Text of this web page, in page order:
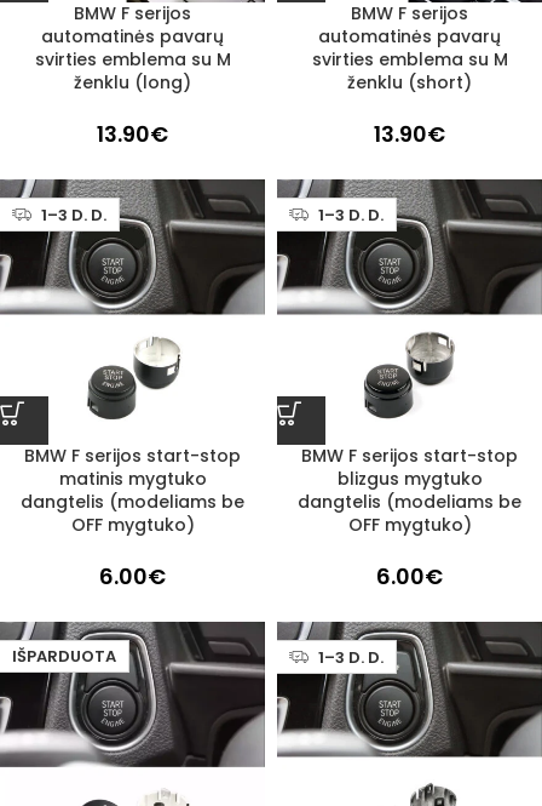
BMW F serijos
automatinės pavarų
svirties emblema su M
ženklu (long)
13.90€
BMW F serijos
automatinės pavarų
svirties emblema su M
ženklu (short)
13.90€
1–3 D. D.
BMW F serijos start-stop
matinis mygtuko
dangtelis (modeliams be
OFF mygtuko)
6.00€
1–3 D. D.
BMW F serijos start-stop
blizgus mygtuko
dangtelis (modeliams be
OFF mygtuko)
6.00€
IŠPARDUOTA 1–3 D. D.